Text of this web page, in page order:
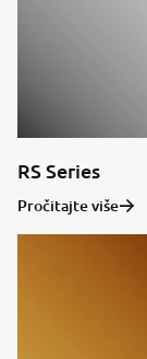
RS Series
Pročitajte više